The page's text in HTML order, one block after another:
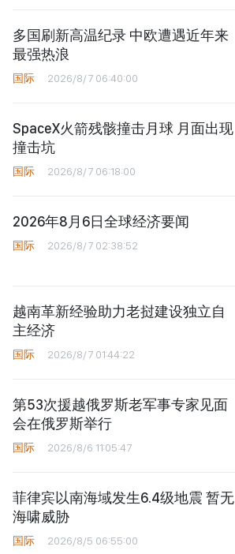
多国刷新高温纪录 中欧遭遇近年来
最强热浪
国际 2026/8/7 06:40:00
SpaceX火箭残骸撞击月球 月面出现
撞击坑
国际 2026/8/7 06:18:00
2026年8月6日全球经济要闻
国际 2026/8/7 02:38:52
越南革新经验助力老挝建设独立自
主经济
国际 2026/8/7 01:44:22
第53次援越俄罗斯老军事专家见面
会在俄罗斯举行
国际 2026/8/6 11:05:47
菲律宾以南海域发生6.4级地震 暂无
海啸威胁
国际 2026/8/5 06:55:00